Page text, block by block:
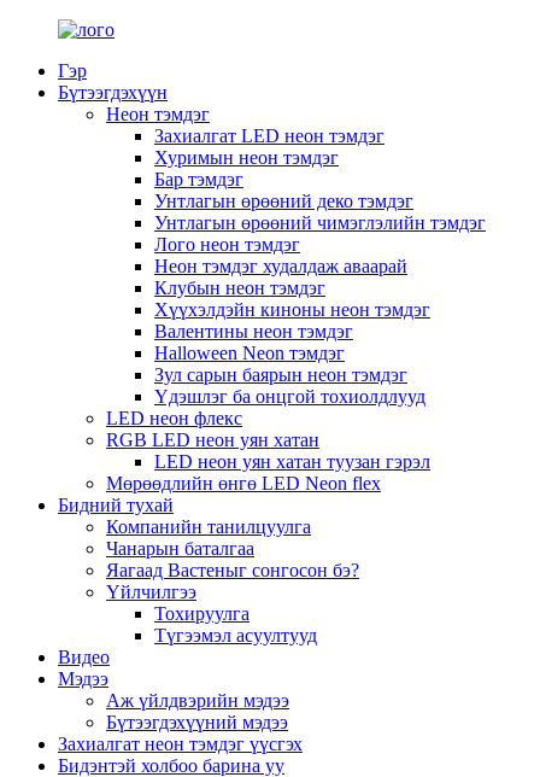
Гэр
Бүтээгдэхүүн
Неон тэмдэг
Захиалгат LED неон тэмдэг
Хуримын неон тэмдэг
Бар тэмдэг
Унтлагын өрөөний деко тэмдэг
Унтлагын өрөөний чимэглэлийн тэмдэг
Лого неон тэмдэг
Неон тэмдэг худалдаж аваарай
Клубын неон тэмдэг
Хүүхэлдэйн киноны неон тэмдэг
Валентины неон тэмдэг
Halloween Neon тэмдэг
Зул сарын баярын неон тэмдэг
Үдэшлэг ба онцгой тохиолдлууд
LED неон флекс
RGB LED неон уян хатан
LED неон уян хатан туузан гэрэл
Мөрөөдлийн өнгө LED Neon flex
Бидний тухай
Компанийн танилцуулга
Чанарын баталгаа
Яагаад Вастеныг сонгосон бэ?
Үйлчилгээ
Тохируулга
Түгээмэл асуултууд
Видео
Мэдээ
Аж үйлдвэрийн мэдээ
Бүтээгдэхүүний мэдээ
Захиалгат неон тэмдэг үүсгэх
Бидэнтэй холбоо барина уу